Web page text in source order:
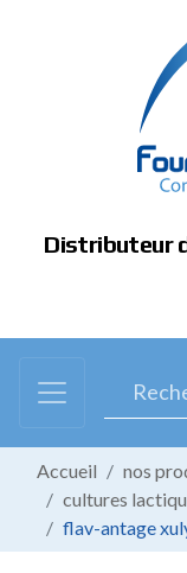
Distributeur
Accueil nos
cultures
flav-antage
Panneau de